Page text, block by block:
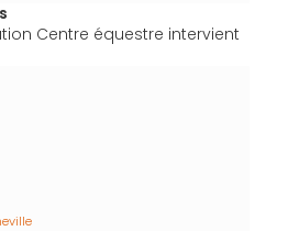
Centre équestre intervient